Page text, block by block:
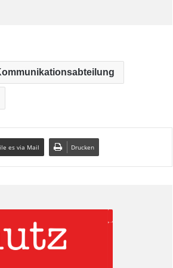
es via Mail Drucken